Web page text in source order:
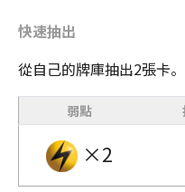
快速抽出
從自己的牌庫抽出2張卡。
弱點
×2